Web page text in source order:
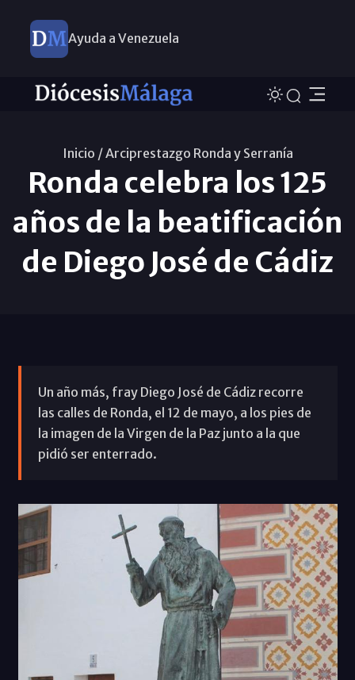
Ayuda a Venezuela
Inicio /Arciprestazgo Ronda y Serraní­a
Ronda celebra los 125
años de la beatificación
de Diego José de Cádiz
Un año más, fray Diego José de Cádiz recorre
las calles de Ronda, el 12 de mayo, a los pies de
la imagen de la Virgen de la Paz junto a la que
pidió ser enterrado.